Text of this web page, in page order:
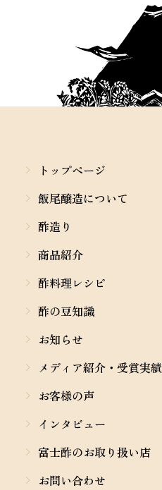
トップページ
飯尾醸造について
酢造り
商品紹介
酢料理レシピ
酢の豆知識
お知らせ
メディア紹介・受賞実績
お客様の声
インタビュー
富士酢のお取り扱い店
お問い合わせ